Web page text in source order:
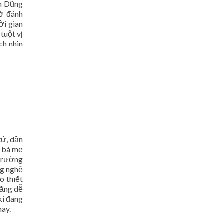
Dũng
đánh
gian
tuột vị
nhìn
dần
mẹ
nghệ
thiết
dễ
đang